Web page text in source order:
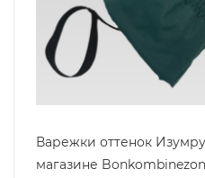
Варежки оттенок
магазине Bonkombinezon